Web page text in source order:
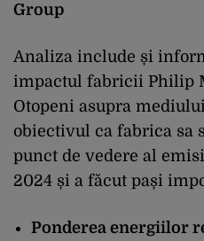
Group
Analiza include și
impactul fabricii Philip
Otopeni asupra
obiectivul ca fabrica sa
punct de vedere al
2024 și a făcut pași
Ponderea energiilor